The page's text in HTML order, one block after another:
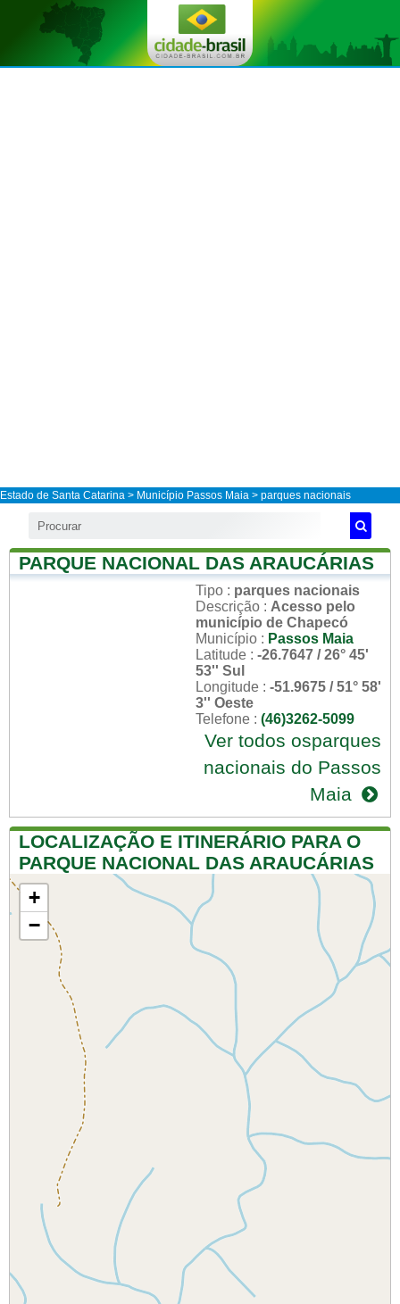
Estado de Santa Catarina > Município Passos Maia > parques nacionais
PARQUE NACIONAL DAS ARAUCÁRIAS
Tipo : parques nacionais
Descrição : Acesso pelo
município de Chapecó
Município : Passos Maia
Latitude : -26.7647 / 26° 45'
53'' Sul
Longitude : -51.9675 / 51° 58'
3'' Oeste
Telefone : (46)3262-5099
Ver todos osparques
nacionais do Passos
Maia
LOCALIZAÇÃO E ITINERÁRIO PARA O
PARQUE NACIONAL DAS ARAUCÁRIAS
+
−